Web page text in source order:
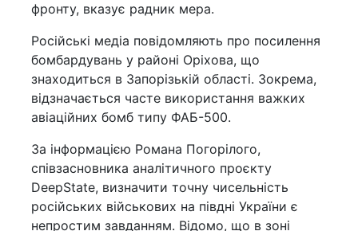
фронту, вказує радник мера.
Російські медіа повідомляють про посилення
бомбардувань у районі Оріхова, що
знаходиться в Запорізькій області. Зокрема,
відзначається часте використання важких
авіаційних бомб типу ФАБ-500.
За інформацією Романа Погорілого,
співзасновника аналітичного проєкту
DeepState, визначити точну чисельність
російських військових на півдні України є
непростим завданням. Відомо, що в зоні